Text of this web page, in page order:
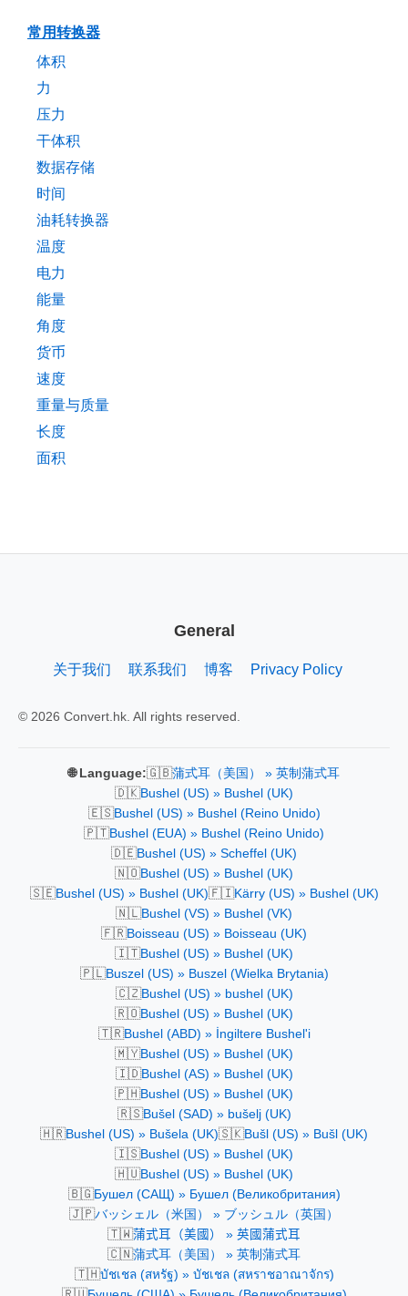
常用转换器
体积
力
压力
干体积
数据存储
时间
油耗转换器
温度
电力
能量
角度
货币
速度
重量与质量
长度
面积
General
关于我们 联系我们 博客 Privacy Policy
© 2026 Convert.hk. All rights reserved.
🌐 Language:🇬🇧蒲式耳（美国） » 英制蒲式耳
🇩🇰Bushel (US) » Bushel (UK)
🇪🇸Bushel (US) » Bushel (Reino Unido)
🇵🇹Bushel (EUA) » Bushel (Reino Unido)
🇩🇪Bushel (US) » Scheffel (UK)
🇳🇴Bushel (US) » Bushel (UK)
🇸🇪Bushel (US) » Bushel (UK)🇫🇮Kärry (US) » Bushel (UK)
🇳🇱Bushel (VS) » Bushel (VK)
🇫🇷Boisseau (US) » Boisseau (UK)
🇮🇹Bushel (US) » Bushel (UK)
🇵🇱Buszel (US) » Buszel (Wielka Brytania)
🇨🇿Bushel (US) » bushel (UK)
🇷🇴Bushel (US) » Bushel (UK)
🇹🇷Bushel (ABD) » İngiltere Bushel'i
🇲🇾Bushel (US) » Bushel (UK)
🇮🇩Bushel (AS) » Bushel (UK)
🇵🇭Bushel (US) » Bushel (UK)
🇷🇸Bušel (SAD) » bušelj (UK)
🇭🇷Bushel (US) » Bušela (UK)🇸🇰Bušl (US) » Bušl (UK)
🇮🇸Bushel (US) » Bushel (UK)
🇭🇺Bushel (US) » Bushel (UK)
🇧🇬Бушел (САЩ) » Бушел (Великобритания)
🇯🇵バッシェル（米国） » ブッシュル（英国）
🇹🇼蒲式耳（美國） » 英國蒲式耳
🇨🇳蒲式耳（美国） » 英制蒲式耳
🇹🇭บัชเชล (สหรัฐ) » บัชเชล (สหราชอาณาจักร)